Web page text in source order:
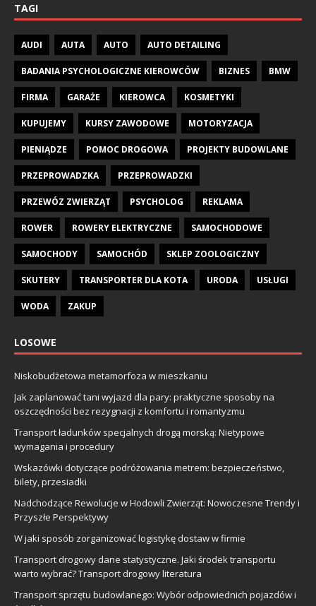
TAGI
AUDI AUTA AUTO AUTO DETAILING
BADANIA PSYCHOLOGICZNE KIEROWCÓW BIZNES BMW
FIRMA GARAŻE KIEROWCA KOSMETYKI
KUPUJEMY KURSY ZAWODOWE MOTORYZACJA
PIENIĄDZE POMOC DROGOWA PROJEKTY BUDOWLANE
PRZEPROWADZKA PRZEPROWADZKI
PRZEWÓZ ZWIERZĄT PSYCHOLOG REKLAMA
ROWER ROWERY ELEKTRYCZNE SAMOCHODOWE
SAMOCHODY SAMOCHÓD SKLEP ZOOLOGICZNY
SKUTERY TRANSPORTER DLA KOTA URODA USŁUGI
WODA ZAKUP
LOSOWE
Niskobudżetowa metamorfoza w mieszkaniu
Jak zaplanować tani wyjazd dla pary: praktyczne sposoby na
oszczędności bez rezygnacji z komfortu i romantyzmu
Transport ładunków specjalnych drogą morską: Nietypowe
wymagania i procedury
Wskazówki dotyczące podróżowania metrem: bezpieczeństwo,
bilety, przesiadki
Nadchodzące Rewolucje w Hodowli Zwierząt: Nowoczesne Trendy i
Przyszłe Perspektywy
W jaki sposób zorganizować logistykę dostaw w firmie
Transport drogowy dane statystyczne. Jaki środek transportu
warto wybrać? Transport drogowy literatura
Transport sprzętu budowlanego: Wybór odpowiednich pojazdów i